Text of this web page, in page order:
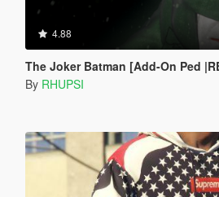
4.88
The Joker Batman [Add-On Ped
By RHUPSI